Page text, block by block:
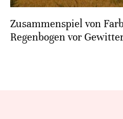
Zusammenspiel von
Regenbogen vor